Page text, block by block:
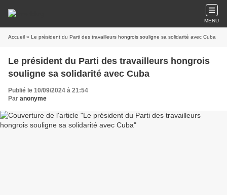
MENU
Accueil » Le président du Parti des travailleurs hongrois souligne sa solidarité avec Cuba
Le président du Parti des travailleurs hongrois
souligne sa solidarité avec Cuba
Publié le 10/09/2024 à 21:54
Par anonyme